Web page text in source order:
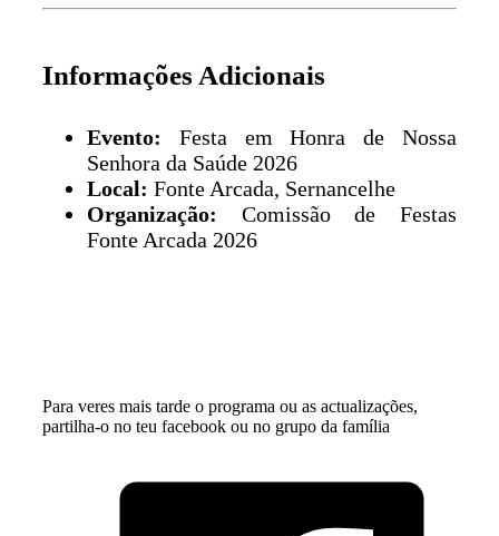
Informações Adicionais
Evento: Festa em Honra de Nossa
Senhora da Saúde 2026
Local: Fonte Arcada, Sernancelhe
Organização: Comissão de Festas
Fonte Arcada 2026
Para veres mais tarde o programa ou as actualizações,
partilha-o no teu facebook ou no grupo da família